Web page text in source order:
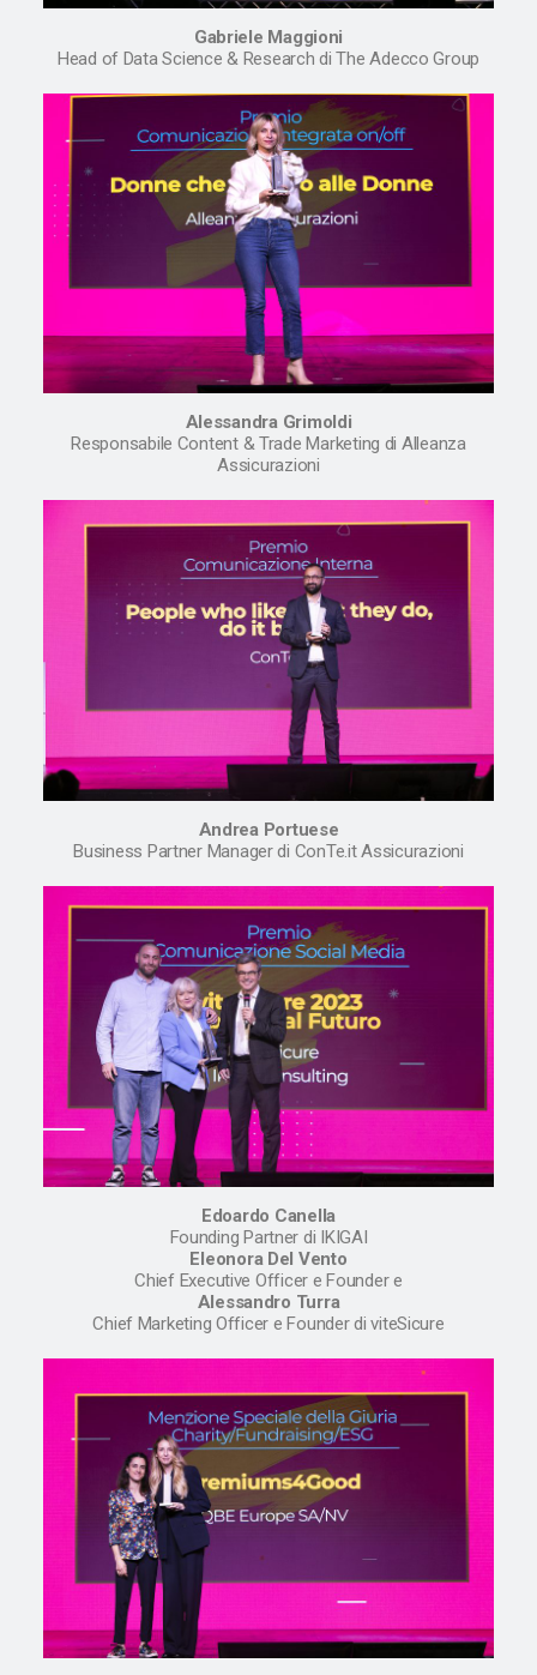
Gabriele Maggioni
Head of Data Science & Research di The Adecco Group
Alessandra Grimoldi
Responsabile Content & Trade Marketing di Alleanza
Assicurazioni
Andrea Portuese
Business Partner Manager di ConTe.it Assicurazioni
Edoardo Canella
Founding Partner di IKIGAI
Eleonora Del Vento
Chief Executive Officer e Founder e
Alessandro Turra
Chief Marketing Officer e Founder di viteSicure